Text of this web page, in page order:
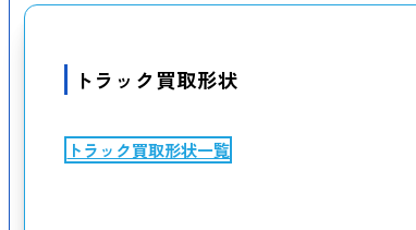
トラック買取形状
トラック買取形状一覧